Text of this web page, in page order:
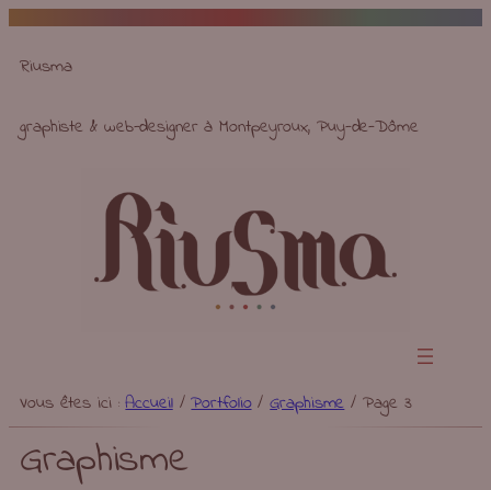
Aller
contenu
Riusma
graphiste & web-designer à Montpeyroux, Puy-de-Dôme
Vous êtes ici :Accueil/Portfolio/Graphisme/Page 3
Graphisme